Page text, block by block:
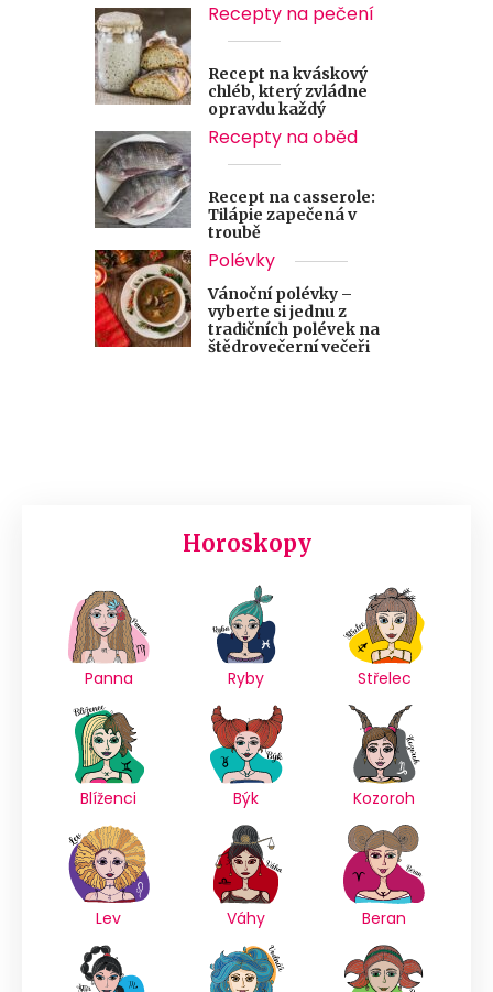
Recepty na pečení
Recept na kváskový
chléb, který zvládne
opravdu každý
Recepty na oběd
Recept na casserole:
Tilápie zapečená v
troubě
Polévky
Vánoční polévky –
vyberte si jednu z
tradičních polévek na
štědrovečerní večeři
Horoskopy
Panna Ryby Střelec
Blíženci Býk Kozoroh
Lev Váhy Beran